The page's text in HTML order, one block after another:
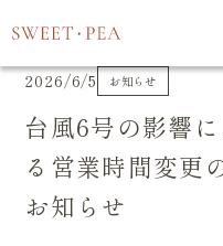
働きやすい環
コースメニュ
サロン一覧
2026/6/5 お知らせ
台風6号の影響に
る営業時間変更
お知らせ